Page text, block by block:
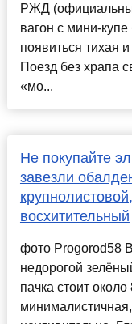
РЖД
вагон с мини-
появиться тихая
Поезд без храпа
«мо...
Не покупайте
завезли
восхитительный
фото Progorod58
недорогой
пачка стоит